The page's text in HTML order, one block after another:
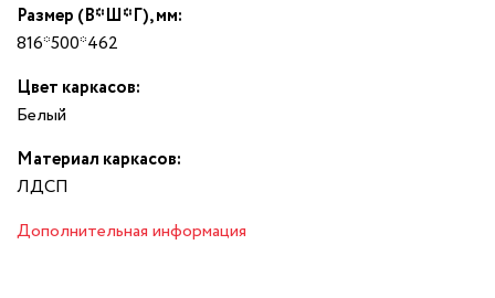
Размер (В*Ш*Г), мм:
816*500*462
Цвет каркасов:
Белый
Материал каркасов:
ЛДСП
Дополнительная информация